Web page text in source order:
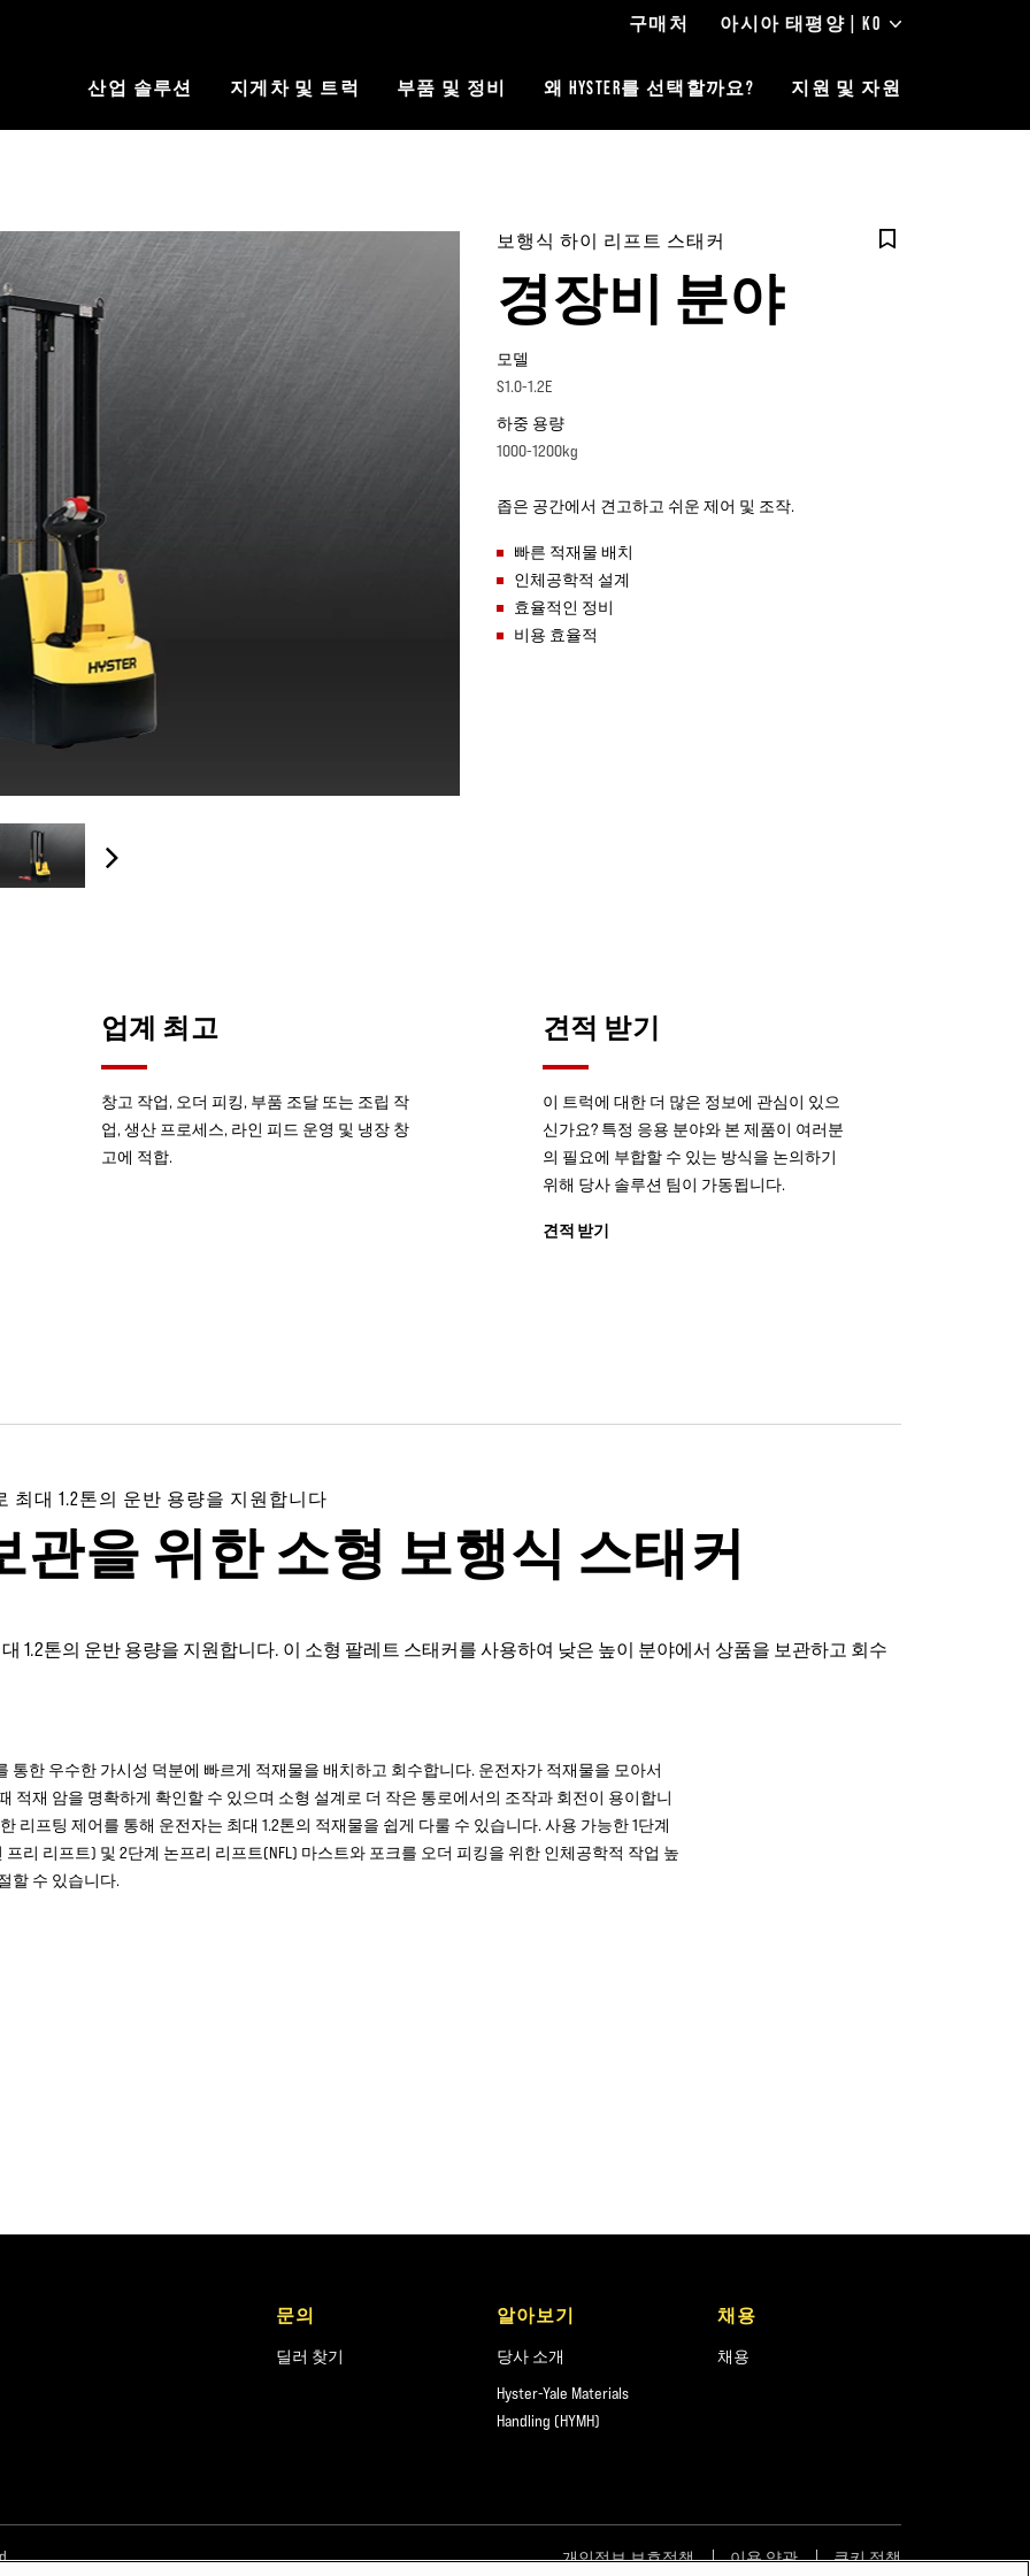
구매처 아시아 태평양 | KO
산업 솔루션 지게차 및 트럭 부품 및 정비 왜 HYSTER를 선택할까요? 지원 및 자원
보행식 하이 리프트 스태커
경장비 분야
모델
S1.0-1.2E
하중 용량
1000-1200kg
좁은 공간에서 견고하고 쉬운 제어 및 조작.
빠른 적재물 배치
인체공학적 설계
효율적인 정비
비용 효율적
업계 최고
창고 작업, 오더 피킹, 부품 조달 또는 조립 작
업, 생산 프로세스, 라인 피드 운영 및 냉장 창
고에 적합.
견적 받기
이 트럭에 대한 더 많은 정보에 관심이 있으
신가요? 특정 응용 분야와 본 제품이 여러분
의 필요에 부합할 수 있는 방식을 논의하기
위해 당사 솔루션 팀이 가동됩니다.
견적 받기
최대 1.2톤의 운반 용량을 지원합니다
관을 위한 소형 보행식 스태커
대 1.2톤의 운반 용량을 지원합니다. 이 소형 팔레트 스태커를 사용하여 낮은 높이 분야에서 상품을 보관하고 회수
통한 우수한 가시성 덕분에 빠르게 적재물을 배치하고 회수합니다. 운전자가 적재물을 모아서
적재 암을 명확하게 확인할 수 있으며 소형 설계로 더 작은 통로에서의 조작과 회전이 용이합니
리프팅 제어를 통해 운전자는 최대 1.2톤의 적재물을 쉽게 다룰 수 있습니다. 사용 가능한 1단계
프리 리프트) 및 2단계 논프리 리프트(NFL) 마스트와 포크를 오더 피킹을 위한 인체공학적 작업 높
할 수 있습니다.
문의
딜러 찾기
알아보기
당사 소개
Hyster-Yale Materials
Handling (HYMH)
채용
채용
개인정보 보호정책 이용 약관 쿠키 정책